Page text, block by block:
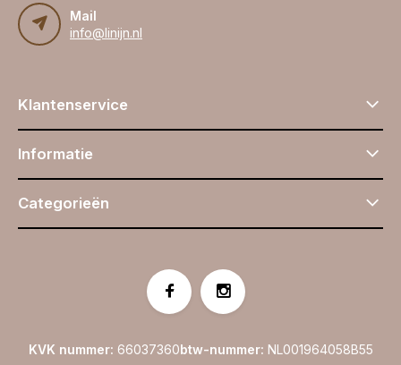
Mail
info@linijn.nl
Klantenservice
Informatie
Categorieën
KVK nummer: 66037360btw-nummer: NL001964058B55